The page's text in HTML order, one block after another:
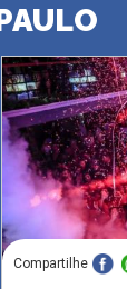
Compartilhe